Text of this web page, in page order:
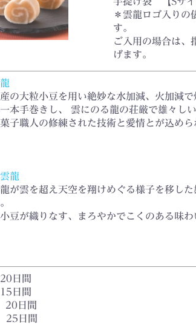
＊雲龍ロゴ入りの
す。
ご入用の場合は、
げます。
産の大粒小豆を用い絶妙な水加減、火加減
本手巻きし、 雲にのる龍の荘厳で雄々し
子職人の修練された技術と愛情とが込め
龍
が雲を超え天空を翔けめぐる様子を移し
豆が織りなす、まろやかでこくのある味
日間
日間
日間
日間